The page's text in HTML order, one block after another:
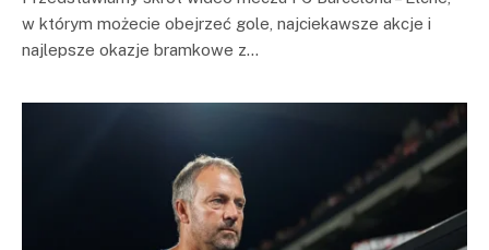
w którym możecie obejrzeć gole, najciekawsze akcje i
najlepsze okazje bramkowe z…